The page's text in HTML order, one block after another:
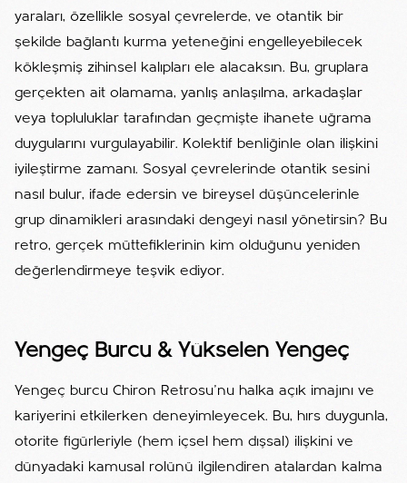
yaraları, özellikle sosyal çevrelerde, ve otantik bir
şekilde bağlantı kurma yeteneğini engelleyebilecek
kökleşmiş zihinsel kalıpları ele alacaksın. Bu, gruplara
gerçekten ait olamama, yanlış anlaşılma, arkadaşlar
veya topluluklar tarafından geçmişte ihanete uğrama
duygularını vurgulayabilir. Kolektif benliğinle olan ilişkini
iyileştirme zamanı. Sosyal çevrelerinde otantik sesini
nasıl bulur, ifade edersin ve bireysel düşüncelerinle
grup dinamikleri arasındaki dengeyi nasıl yönetirsin? Bu
retro, gerçek müttefiklerinin kim olduğunu yeniden
değerlendirmeye teşvik ediyor.
Yengeç Burcu & Yükselen Yengeç
Yengeç burcu Chiron Retrosu'nu halka açık imajını ve
kariyerini etkilerken deneyimleyecek. Bu, hırs duygunla,
otorite figürleriyle (hem içsel hem dışsal) ilişkini ve
dünyadaki kamusal rolünü ilgilendiren atalardan kalma